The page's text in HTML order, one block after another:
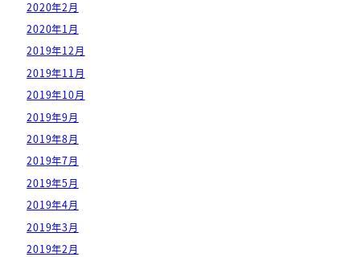
2020年2月
2020年1月
2019年12月
2019年11月
2019年10月
2019年9月
2019年8月
2019年7月
2019年5月
2019年4月
2019年3月
2019年2月